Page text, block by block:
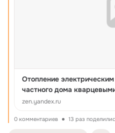
Отопление
частного дома
zen.yandex.ru
0 комментариев 13 раз